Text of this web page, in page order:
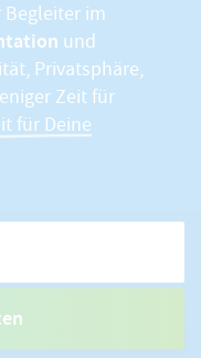
im
und
Privatsphäre,
Zeit für
für Deine